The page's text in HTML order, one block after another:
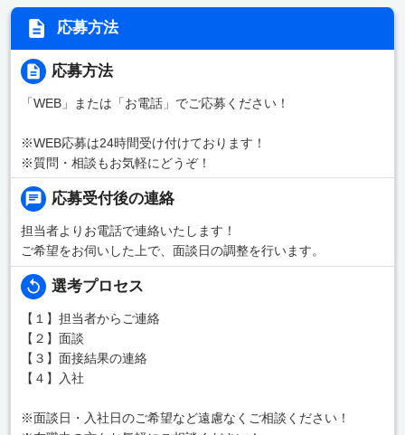
応募方法
応募方法
「WEB」または「お電話」でご応募ください！
※WEB応募は24時間受け付けております！
※質問・相談もお気軽にどうぞ！
応募受付後の連絡
担当者よりお電話で連絡いたします！
ご希望をお伺いした上で、面談日の調整を行います。
選考プロセス
【１】担当者からご連絡
【２】面談
【３】面接結果の連絡
【４】入社
※面談日・入社日のご希望など遠慮なくご相談ください！